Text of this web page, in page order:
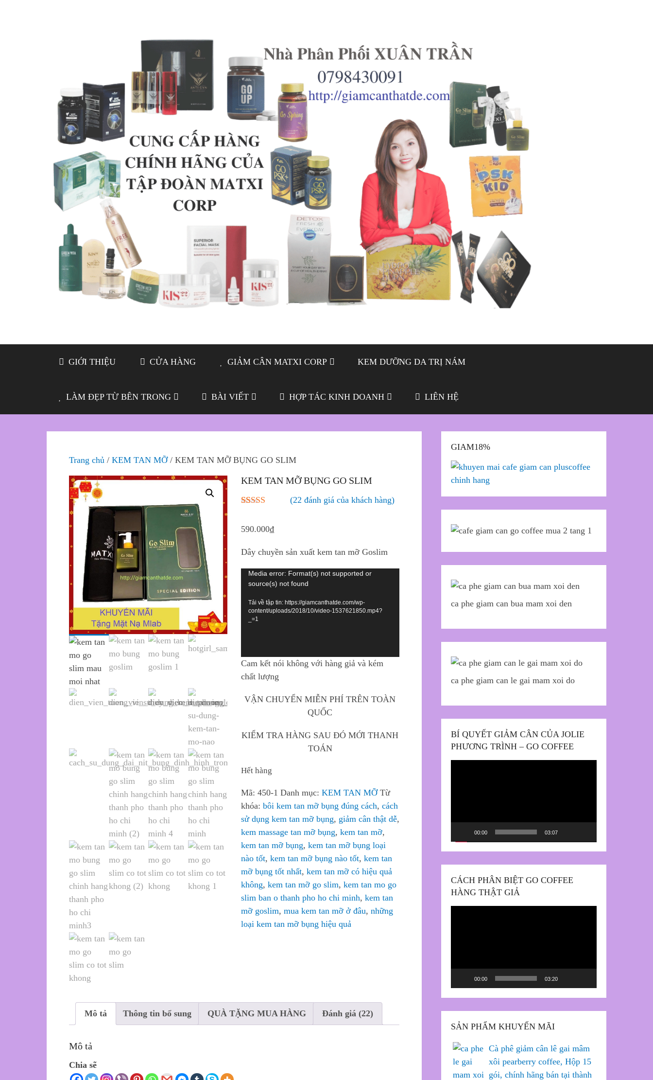
GIỚI THIỆU CỬA HÀNG GIẢM CÂN MATXI CORP KEM DƯỠNG DA TRỊ NÁM
LÀM ĐẸP TỪ BÊN TRONG BÀI VIẾT HỢP TÁC KINH DOANH LIÊN HỆ
Trang chủ / KEM TAN MỠ/ KEM TAN MỠ BỤNG GO SLIM
KEM TAN MỠ BỤNG GO SLIM
đánh giá
(22 đánh giá của khách hàng)
590.000₫
Dây chuyền sản xuất kem tan mỡ Goslim
Trình
chơi
Video
Media error: Format(s) not supported or
source(s) not found
Tải về tập tin: https://giamcanthatde.com/wp-
content/uploads/2018/10/video-1537621850.mp4?
_=1
Cam kết nói không với hàng giả và kém
chất lượng
VẬN CHUYỂN MIỄN PHÍ TRÊN TOÀN
QUỐC
KIỂM TRA HÀNG SAU ĐÓ MỚI THANH
TOÁN
Hết hàng
Mã: 450-1 Danh mục: KEM TAN MỠ Từ
khóa: bôi kem tan mỡ bụng đúng cách, cách
sử dụng kem tan mỡ bụng, giảm cân thật dễ,
kem massage tan mỡ bụng, kem tan mỡ,
kem tan mỡ bụng, kem tan mỡ bụng loại
nào tốt, kem tan mỡ bụng nào tốt, kem tan
mỡ bụng tốt nhất, kem tan mỡ có hiệu quả
không, kem tan mỡ go slim, kem tan mo go
slim ban o thanh pho ho chi minh, kem tan
mỡ goslim, mua kem tan mỡ ở đâu, những
loại kem tan mỡ bụng hiệu quả
Mô tả Thông tin bổ sung QUÀ TẶNG MUA HÀNG Đánh giá (22)
Mô tả
Chia sẽ
GIAM18%
ca phe giam can bua mam xoi den
ca phe giam can le gai mam xoi do
BÍ QUYẾT GIẢM CÂN CỦA JOLIE
PHƯƠNG TRÌNH – GO COFFEE
00:00 03:07
CÁCH PHÂN BIỆT GO COFFEE
HÀNG THẬT GIẢ
00:00 03:20
SẢN PHẨM KHUYẾN MÃI
Cà phê giảm cân lê gai mâm
xôi pearberry coffee, Hộp 15
gói, chính hãng bán tại thành